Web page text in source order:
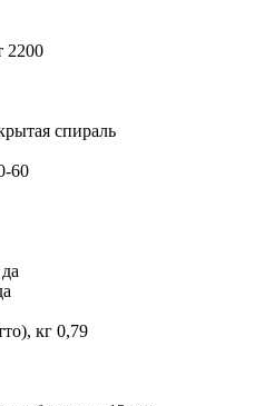
2200
спираль
60
кг 0,79